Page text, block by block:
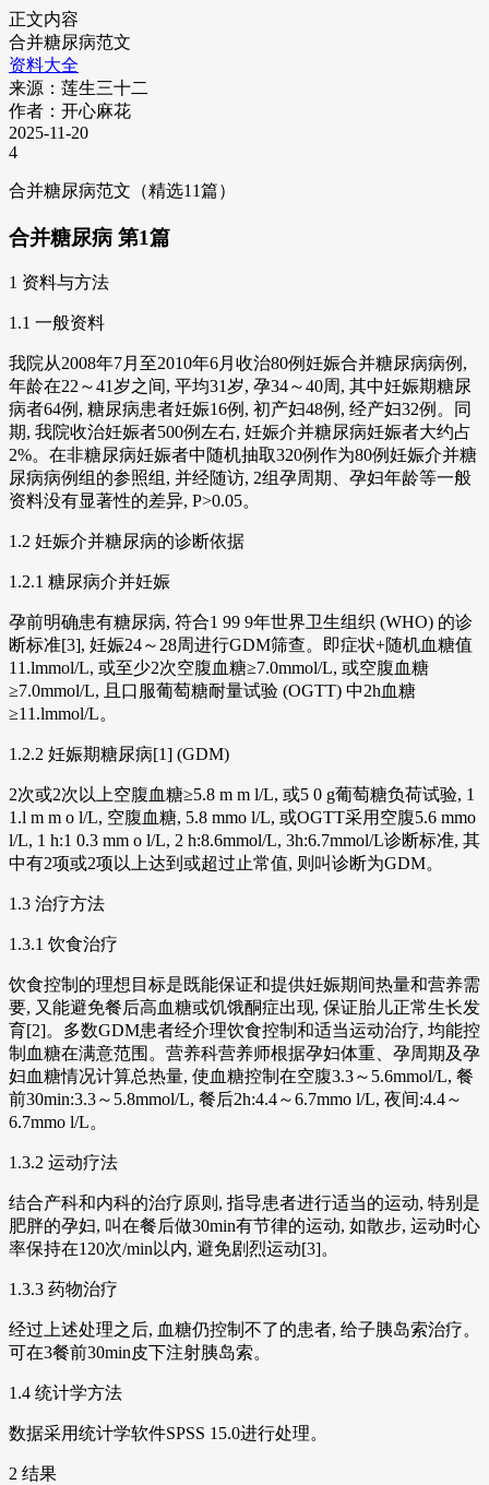
正文内容
合并糖尿病范文
资料大全
来源：莲生三十二
作者：开心麻花
2025-11-20
4
合并糖尿病范文（精选11篇）
合并糖尿病 第1篇
1 资料与方法
1.1 一般资料
我院从2008年7月至2010年6月收治80例妊娠合并糖尿病病例,
年龄在22～41岁之间, 平均31岁, 孕34～40周, 其中妊娠期糖尿
病者64例, 糖尿病患者妊娠16例, 初产妇48例, 经产妇32例。同
期, 我院收治妊娠者500例左右, 妊娠介并糖尿病妊娠者大约占
2%。在非糖尿病妊娠者中随机抽取320例作为80例妊娠介并糖
尿病病例组的参照组, 并经随访, 2组孕周期、孕妇年龄等一般
资料没有显著性的差异, P>0.05。
1.2 妊娠介并糖尿病的诊断依据
1.2.1 糖尿病介并妊娠
孕前明确患有糖尿病, 符合1 99 9年世界卫生组织 (WHO) 的诊
断标准[3], 妊娠24～28周进行GDM筛查。即症状+随机血糖值
11.lmmol/L, 或至少2次空腹血糖≥7.0mmol/L, 或空腹血糖
≥7.0mmol/L, 且口服葡萄糖耐量试验 (OGTT) 中2h血糖
≥11.lmmol/L。
1.2.2 妊娠期糖尿病[1] (GDM)
2次或2次以上空腹血糖≥5.8 m m l/L, 或5 0 g葡萄糖负荷试验, 1
1.l m m o l/L, 空腹血糖, 5.8 mmo l/L, 或OGTT采用空腹5.6 mmo
l/L, 1 h:1 0.3 mm o l/L, 2 h:8.6mmol/L, 3h:6.7mmol/L诊断标准, 其
中有2项或2项以上达到或超过止常值, 则叫诊断为GDM。
1.3 治疗方法
1.3.1 饮食治疗
饮食控制的理想目标是既能保证和提供妊娠期间热量和营养需
要, 又能避免餐后高血糖或饥饿酮症出现, 保证胎儿正常生长发
育[2]。多数GDM患者经介理饮食控制和适当运动治疗, 均能控
制血糖在满意范围。营养科营养师根据孕妇体重、孕周期及孕
妇血糖情况计算总热量, 使血糖控制在空腹3.3～5.6mmol/L, 餐
前30min:3.3～5.8mmol/L, 餐后2h:4.4～6.7mmo l/L, 夜间:4.4～
6.7mmo l/L。
1.3.2 运动疗法
结合产科和内科的治疗原则, 指导患者进行适当的运动, 特别是
肥胖的孕妇, 叫在餐后做30min有节律的运动, 如散步, 运动时心
率保持在120次/min以内, 避免剧烈运动[3]。
1.3.3 药物治疗
经过上述处理之后, 血糖仍控制不了的患者, 给子胰岛索治疗。
可在3餐前30min皮下注射胰岛索。
1.4 统计学方法
数据采用统计学软件SPSS 15.0进行处理。
2 结果